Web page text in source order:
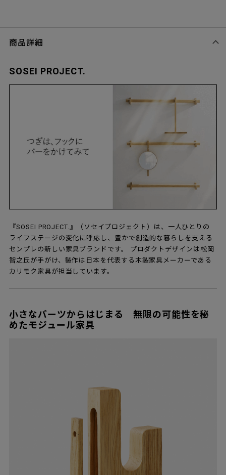
商品詳細
SOSEI PROJECT.
『SOSEI PROJECT.』（ソセイプロジェクト）は、一人ひとりの
ライフステージの変化に呼応し、豊かで創造的な暮らしを支える
センプレの新しい家具ブランドです。 プロダクトデザインは松岡
智之氏が手がけ、製作は日本を代表する木製家具メーカーである
カリモク家具が担当しています。
小さなパーツからはじまる 無限の可能性を秘
めたモジュール家具